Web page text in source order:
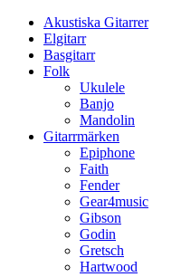
Akustiska Gitarrer
Elgitarr
Basgitarr
Folk
Ukulele
Banjo
Mandolin
Gitarrmärken
Epiphone
Faith
Fender
Gear4music
Gibson
Godin
Gretsch
Hartwood